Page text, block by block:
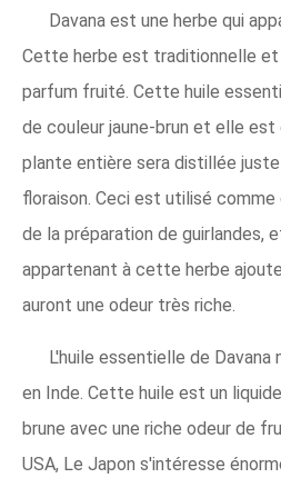
Davana est une herbe qui
Cette herbe est traditionnelle et
parfum fruité. Cette huile
de couleur jaune-brun et elle est
plante entière sera distillée
floraison. Ceci est utilisé
de la préparation de guirlandes,
appartenant à cette herbe
auront une odeur très riche.
L'huile essentielle de
en Inde. Cette huile est un
brune avec une riche odeur de
USA, Le Japon s'intéresse